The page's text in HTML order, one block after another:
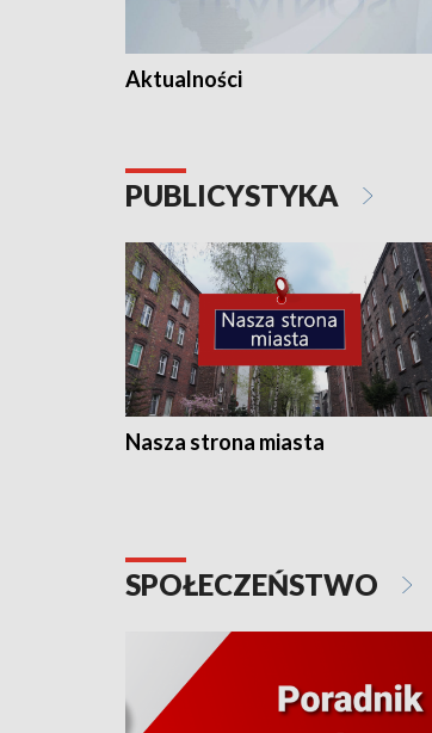
Aktualności
PUBLICYSTYKA
Nasza strona miasta
SPOŁECZEŃSTWO